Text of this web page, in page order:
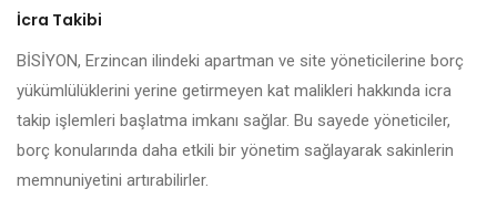
İcra Takibi
BİSİYON, Erzincan ilindeki apartman ve site yöneticilerine borç
yükümlülüklerini yerine getirmeyen kat malikleri hakkında icra
takip işlemleri başlatma imkanı sağlar. Bu sayede yöneticiler,
borç konularında daha etkili bir yönetim sağlayarak sakinlerin
memnuniyetini artırabilirler.